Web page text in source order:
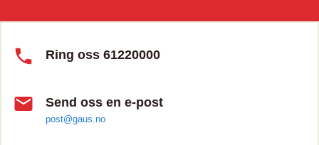
Ring oss 61220000
Send oss en e-post
post@gaus.no